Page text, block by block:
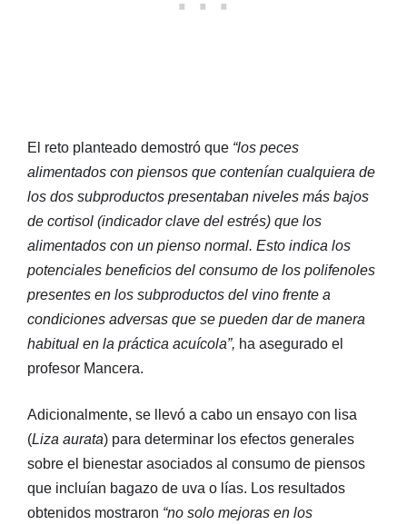
El reto planteado demostró que “los peces
alimentados con piensos que contenían cualquiera de
los dos subproductos presentaban niveles más bajos
de cortisol (indicador clave del estrés) que los
alimentados con un pienso normal. Esto indica los
potenciales beneficios del consumo de los polifenoles
presentes en los subproductos del vino frente a
condiciones adversas que se pueden dar de manera
habitual en la práctica acuícola”, ha asegurado el
profesor Mancera.
Adicionalmente, se llevó a cabo un ensayo con lisa
(Liza aurata) para determinar los efectos generales
sobre el bienestar asociados al consumo de piensos
que incluían bagazo de uva o lías. Los resultados
obtenidos mostraron “no solo mejoras en los